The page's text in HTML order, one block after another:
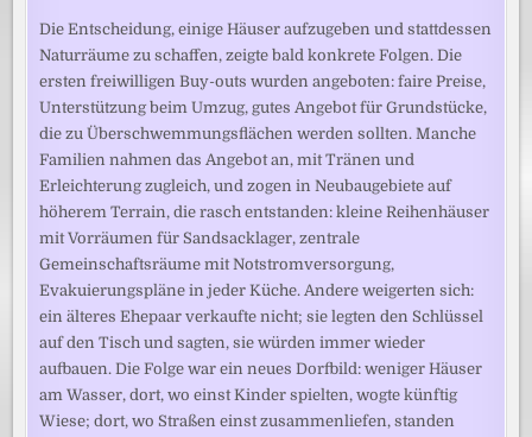
Die Entscheidung, einige Häuser aufzugeben und stattdessen
Naturräume zu schaffen, zeigte bald konkrete Folgen. Die
ersten freiwilligen Buy-outs wurden angeboten: faire Preise,
Unterstützung beim Umzug, gutes Angebot für Grundstücke,
die zu Überschwemmungsflächen werden sollten. Manche
Familien nahmen das Angebot an, mit Tränen und
Erleichterung zugleich, und zogen in Neubaugebiete auf
höherem Terrain, die rasch entstanden: kleine Reihenhäuser
mit Vorräumen für Sandsacklager, zentrale
Gemeinschaftsräume mit Notstromversorgung,
Evakuierungspläne in jeder Küche. Andere weigerten sich:
ein älteres Ehepaar verkaufte nicht; sie legten den Schlüssel
auf den Tisch und sagten, sie würden immer wieder
aufbauen. Die Folge war ein neues Dorfbild: weniger Häuser
am Wasser, dort, wo einst Kinder spielten, wogte künftig
Wiese; dort, wo Straßen einst zusammenliefen, standen